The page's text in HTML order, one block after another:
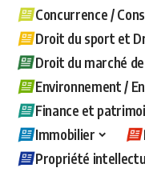
Concurrence /
Droit du sport et
Droit du marché
Environnement /
Finance et
Immobilier
Propriété